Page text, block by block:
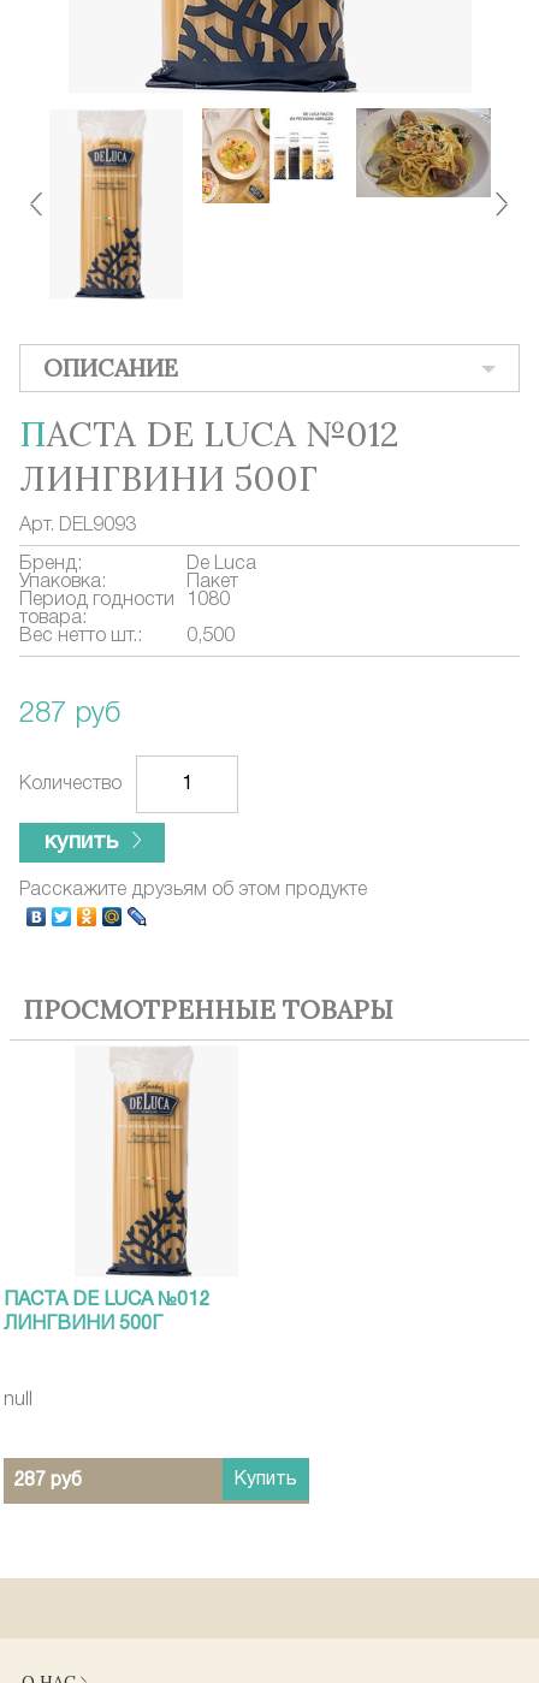
ОПИСАНИЕ
ПАСТА DE LUCA №012
ЛИНГВИНИ 500Г
Арт. DEL9093
Бренд:
De Luca
Упаковка:
Пакет
Период годности
товара:
1080
Вес нетто шт.: 0,500
287 руб
Количество
купить
Расскажите друзьям об этом продукте
ПРОСМОТРЕННЫЕ ТОВАРЫ
ПАСТА DE LUCA №012
ЛИНГВИНИ 500Г
null
287 руб Купить